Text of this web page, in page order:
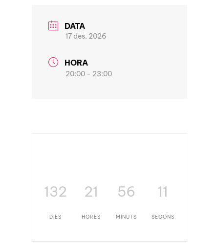
DATA
17 des. 2026
HORA
20:00 - 23:00
132
DIES
21
HORES
56
MINUTS
10
SEGONS